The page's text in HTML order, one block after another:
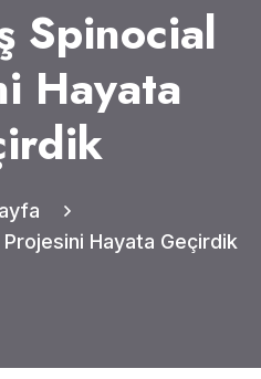
Spinocial
Hayata
Hayata Geçirdik